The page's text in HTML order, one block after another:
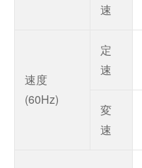
速
速度
(60Hz)
定
速
変
速